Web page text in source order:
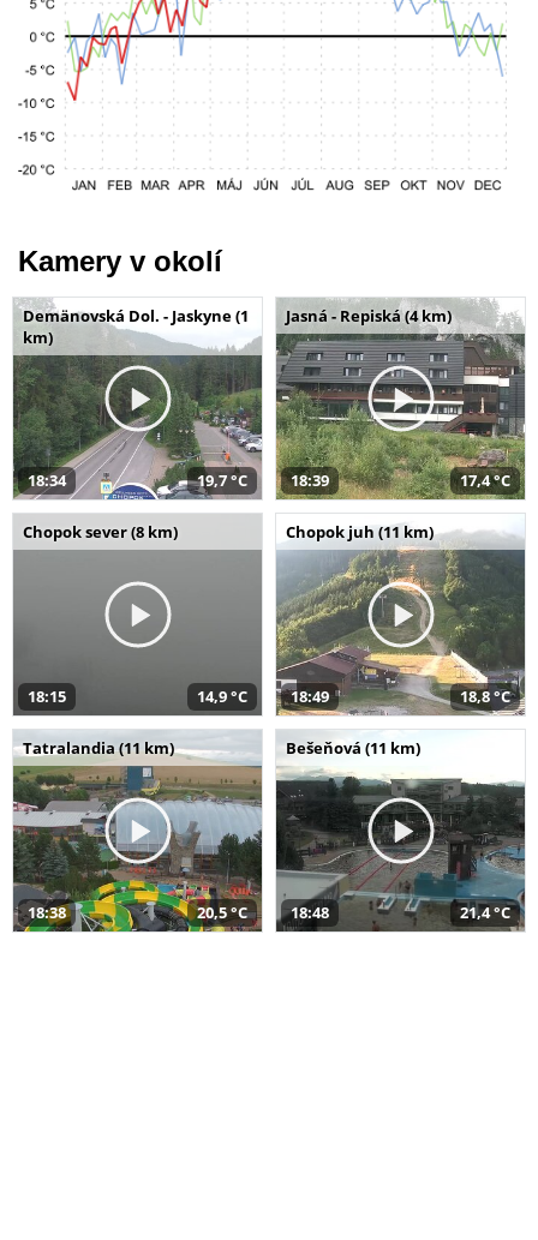
Kamery v okolí
Demänovská Dol. - Jaskyne (1
km)
18:34 19,7 °C
Jasná - Repiská (4 km)
18:39 17,4 °C
Chopok sever (8 km)
18:15 14,9 °C
Chopok juh (11 km)
18:49 18,8 °C
Tatralandia (11 km)
18:38 20,5 °C
Bešeňová (11 km)
18:48 21,4 °C